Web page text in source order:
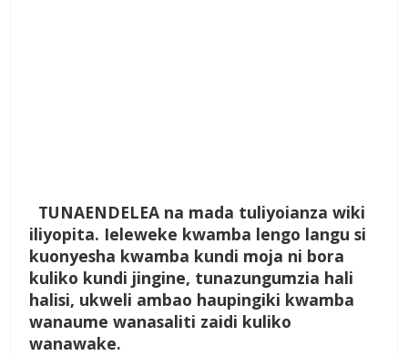
TUNAENDELEA na mada tuliyoianza wiki
iliyopita. Ieleweke kwamba lengo langu si
kuonyesha kwamba kundi moja ni bora
kuliko kundi jingine, tunazungumzia hali
halisi, ukweli ambao haupingiki kwamba
wanaume wanasaliti zaidi kuliko
wanawake.